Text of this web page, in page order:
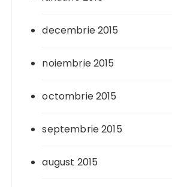
decembrie 2015
noiembrie 2015
octombrie 2015
septembrie 2015
august 2015